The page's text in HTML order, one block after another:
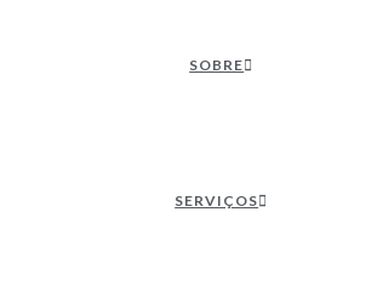
SOBRE
SERVIÇOS